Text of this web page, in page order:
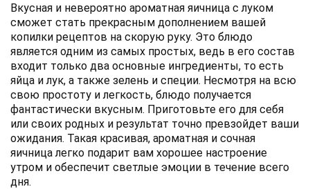
Вкусная и невероятно ароматная яичница с луком
сможет стать прекрасным дополнением вашей
копилки рецептов на скорую руку. Это блюдо
является одним из самых простых, ведь в его состав
входит только два основные ингредиенты, то есть
яйца и лук, а также зелень и специи. Несмотря на всю
свою простоту и легкость, блюдо получается
фантастически вкусным. Приготовьте его для себя
или своих родных и результат точно превзойдет ваши
ожидания. Такая красивая, ароматная и сочная
яичница легко подарит вам хорошее настроение
утром и обеспечит светлые эмоции в течение всего
дня.